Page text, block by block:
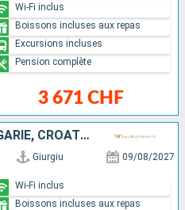
3 671 CHF
Wi-Fi inclus
Boissons incluses aux repas
Excursions incluses
Pension complète
ROUMANIE, HONGRIE, BULGARIE, CROATIE, SERBIE
Giurgiu 09/08/2027
Wi-Fi inclus
Boissons incluses aux repas